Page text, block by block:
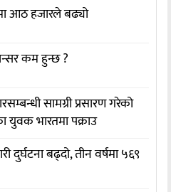
आठ हजारले बढ्यो
कम हुन्छ ?
सामग्री प्रसारण गरेको
युवक भारतमा पक्राउ
दुर्घटना बढ्दो, तीन वर्षमा ५६९